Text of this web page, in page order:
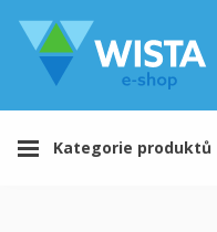
Kategorie produktů